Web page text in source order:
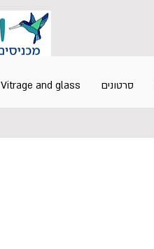
סרטונים Vitrage and glass